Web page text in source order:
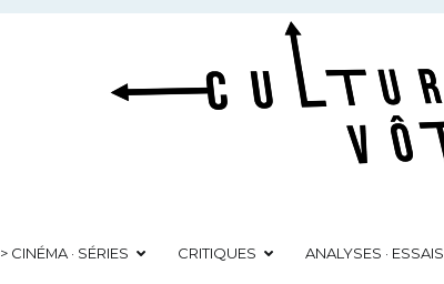
> CINÉMA · SÉRIES CRITIQUES ANALYSES · ESSAIS